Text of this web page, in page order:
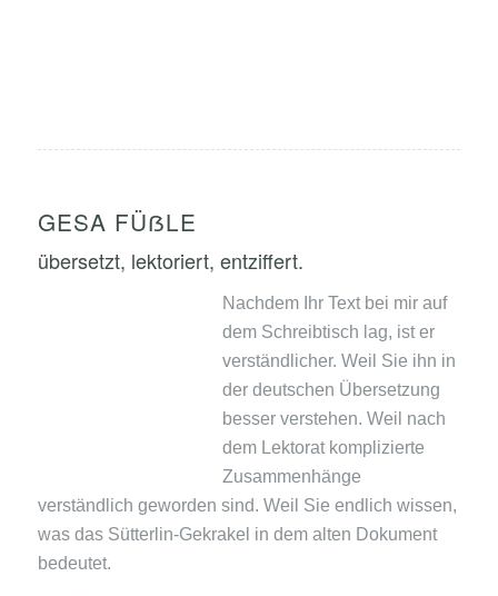
GESA FÜẞLE
übersetzt, lektoriert, entziffert.
Nachdem Ihr Text bei mir auf
dem Schreibtisch lag, ist er
verständlicher. Weil Sie ihn in
der deutschen Übersetzung
besser verstehen. Weil nach
dem Lektorat komplizierte
Zusammenhänge
verständlich geworden sind. Weil Sie endlich wissen,
was das Sütterlin-Gekrakel in dem alten Dokument
bedeutet.